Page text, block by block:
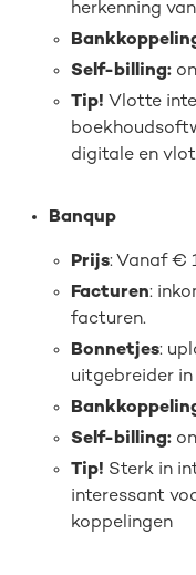
herkenning van
Self-billing:
Tip! Vlotte
digitale en
Banqup
Prijs: Vanaf €
Facturen:
facturen.
Bonnetjes:
uitgebreider
Self-billing:
Tip! Sterk in
interessant
koppelingen